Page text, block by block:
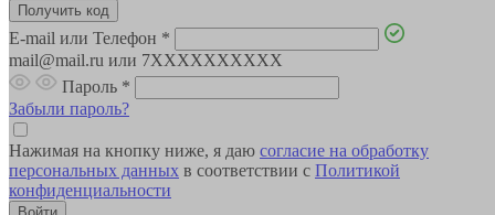
E-mail или Телефон *
mail@mail.ru или 7XXXXXXXXXX
Пароль *
Забыли пароль?
Нажимая на кнопку ниже, я даю согласие на обработку
персональных данных в соответствии с Политикой
конфиденциальности